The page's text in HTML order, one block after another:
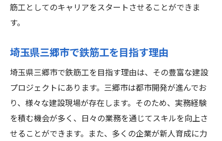
筋工としてのキャリアをスタートさせることができま
す。
埼玉県三郷市で鉄筋工を目指す理由
埼玉県三郷市で鉄筋工を目指す理由は、その豊富な建設
プロジェクトにあります。三郷市は都市開発が進んでお
り、様々な建設現場が存在します。そのため、実務経験
を積む機会が多く、日々の業務を通じてスキルを向上さ
せることができます。また、多くの企業が新人育成に力